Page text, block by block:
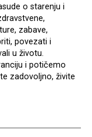
o starenju i
zabave,
povezati i
u životu.
i potičemo
zadovoljno, živite